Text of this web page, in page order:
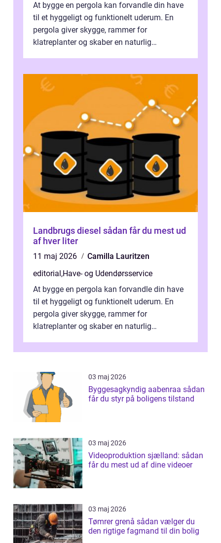
At bygge en pergola kan forvandle din have
til et hyggeligt og funktionelt uderum. En
pergola giver skygge, rammer for
klatreplanter og skaber en naturlig
Landbrugs diesel sådan får du mest ud
af hver liter
11 maj 2026
Camilla Lauritzen
editorial,Have- og Udendørsservice
At bygge en pergola kan forvandle din have
til et hyggeligt og funktionelt uderum. En
pergola giver skygge, rammer for
klatreplanter og skaber en naturlig
d...
03 maj 2026
Byggesagkyndig aabenraa sådan
får du styr på boligens tilstand
03 maj 2026
Videoproduktion sjælland: sådan
får du mest ud af dine videoer
03 maj 2026
Tømrer grenå sådan vælger du
den rigtige fagmand til din bolig